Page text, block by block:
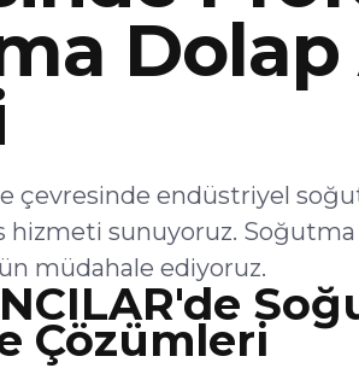
Dolap
çevresinde endüstriyel
sunuyoruz. Soğutma
müdahale ediyoruz.
Çözümleri